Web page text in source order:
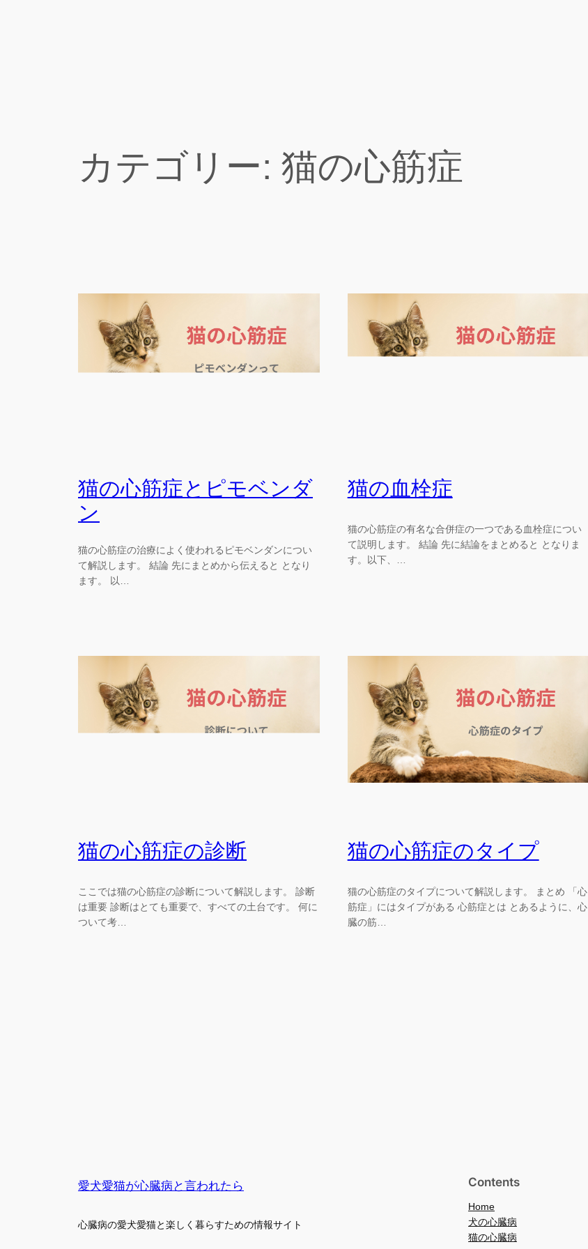
カテゴリー: 猫の心筋症
猫の心筋症とピモベンダ
ン
猫の心筋症の治療によく使われるピモベンダンについ
て解説します。 結論 先にまとめから伝えると となり
ます。 以…
猫の血栓症
猫の心筋症の有名な合併症の一つである血栓症につい
て説明します。 結論 先に結論をまとめると となりま
す。以下、…
猫の心筋症の診断
ここでは猫の心筋症の診断について解説します。 診断
は重要 診断はとても重要で、すべての土台です。 何に
ついて考…
猫の心筋症のタイプ
猫の心筋症のタイプについて解説します。 まとめ 「心
筋症」にはタイプがある 心筋症とは とあるように、心
臓の筋…
愛犬愛猫が心臓病と言われたら
心臓病の愛犬愛猫と楽しく暮らすための情報サイト
Contents
Home
犬の心臓病
猫の心臓病